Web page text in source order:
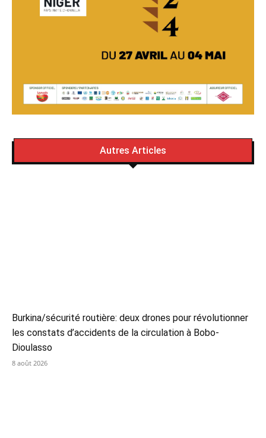
Autres Articles
Burkina/sécurité routière: deux drones pour révolutionner
les constats d’accidents de la circulation à Bobo-
Dioulasso
8 août 2026